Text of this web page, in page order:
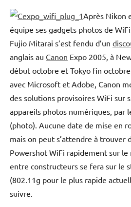
Après Nikon
équipe ses gadgets photos de
Fujio Mitarai s’est fendu d’un
anglais au Canon Expo 2005, à
début octobre et Tokyo fin
avec Microsoft et Adobe, Canon
des solutions provisoires WiFi sur
appareils photos numériques, par
(photo). Aucune date de mise en
mais on peut s’attendre à trouver
Powershot WiFi rapidement sur le
entre constructeurs se fera sur le
(802.11g pour le plus rapide
suivre.